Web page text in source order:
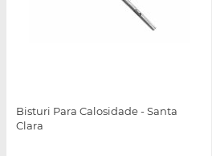
Bisturi Para Calosidade - Santa
Clara